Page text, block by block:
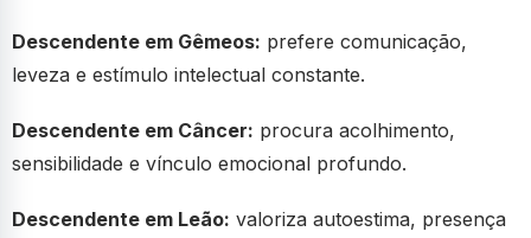
Descendente em Gêmeos: prefere comunicação,
leveza e estímulo intelectual constante.
Descendente em Câncer: procura acolhimento,
sensibilidade e vínculo emocional profundo.
Descendente em Leão: valoriza autoestima, presença